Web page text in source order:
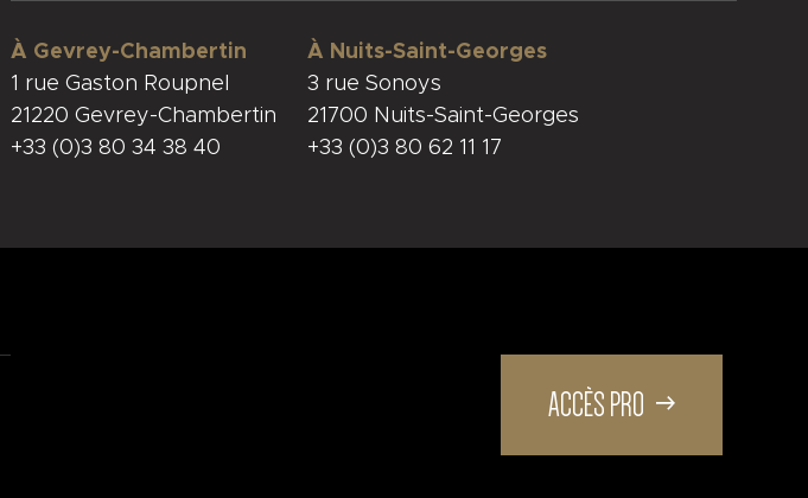
À Gevrey-Chambertin
1 rue Gaston Roupnel
21220 Gevrey-Chambertin
+33 (0)3 80 34 38 40
À Nuits-Saint-Georges
3 rue Sonoys
21700 Nuits-Saint-Georges
+33 (0)3 80 62 11 17
ACCÈS PRO